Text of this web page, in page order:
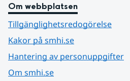
Om webbplatsen
Tillgänglighetsredogörelse
Kakor på smhi.se
Hantering av personuppgifter
Om smhi.se